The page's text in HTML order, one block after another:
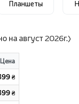
Планшеты
на август 2026г.)
Цена
₴
₴